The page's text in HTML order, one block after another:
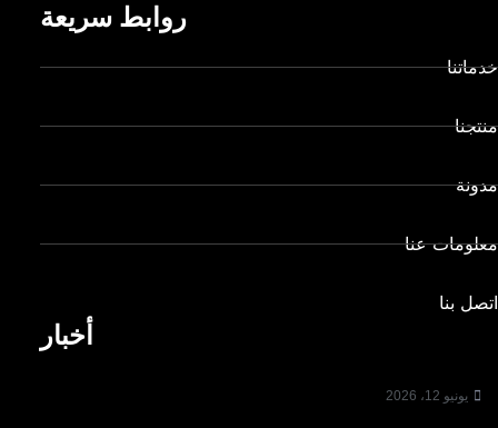
روابط سريعة
خدماتنا
منتجنا
مدونة
معلومات عنا
اتصل بنا
أخبار
يونيو 12، 2026